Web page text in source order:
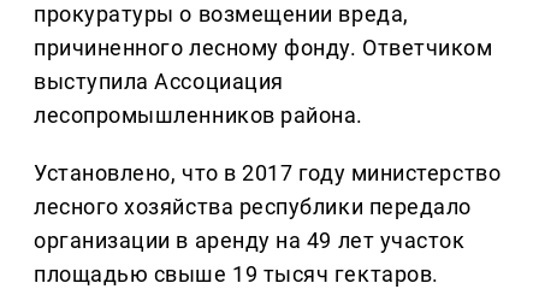
прокуратуры о возмещении вреда,
причиненного лесному фонду. Ответчиком
выступила Ассоциация
лесопромышленников района.
Установлено, что в 2017 году министерство
лесного хозяйства республики передало
организации в аренду на 49 лет участок
площадью свыше 19 тысяч гектаров.